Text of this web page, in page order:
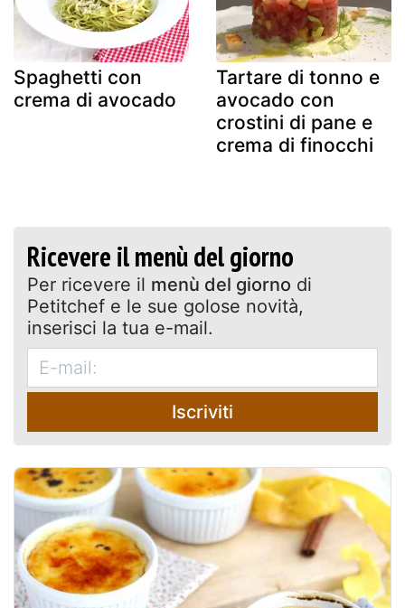
Spaghetti con
crema di avocado
Tartare di tonno e
avocado con
crostini di pane e
crema di finocchi
Ricevere il menù del giorno
Per ricevere il menù del giorno di
Petitchef e le sue golose novità,
inserisci la tua e-mail.
Iscriviti